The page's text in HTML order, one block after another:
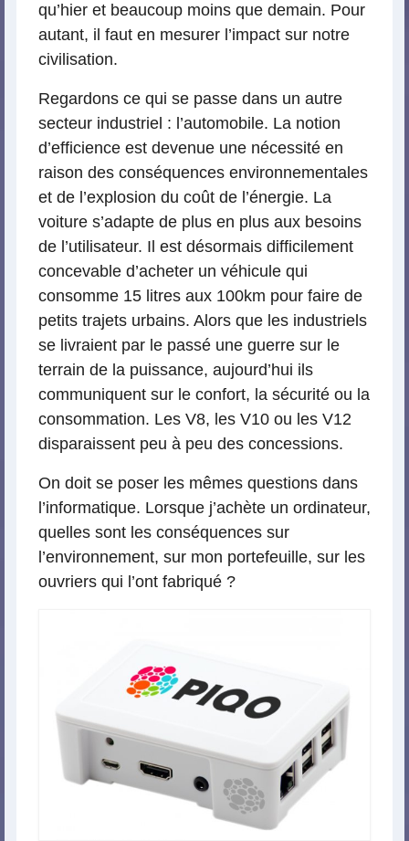
qu’hier et beaucoup moins que demain. Pour
autant, il faut en mesurer l’impact sur notre
civilisation.
Regardons ce qui se passe dans un autre
secteur industriel : l’automobile. La notion
d’efficience est devenue une nécessité en
raison des conséquences environnementales
et de l’explosion du coût de l’énergie. La
voiture s’adapte de plus en plus aux besoins
de l’utilisateur. Il est désormais difficilement
concevable d’acheter un véhicule qui
consomme 15 litres aux 100km pour faire de
petits trajets urbains. Alors que les industriels
se livraient par le passé une guerre sur le
terrain de la puissance, aujourd’hui ils
communiquent sur le confort, la sécurité ou la
consommation. Les V8, les V10 ou les V12
disparaissent peu à peu des concessions.
On doit se poser les mêmes questions dans
l’informatique. Lorsque j’achète un ordinateur,
quelles sont les conséquences sur
l’environnement, sur mon portefeuille, sur les
ouvriers qui l’ont fabriqué ?